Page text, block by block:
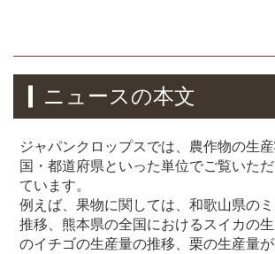
ニュースの本文
ジャパンクロップスでは、農作物の生
国・都道府県といった単位でご覧いた
ています。
例えば、果物に関しては、和歌山県の
推移、熊本県の全国におけるスイカの
のイチゴの生産量の推移、栗の生産量